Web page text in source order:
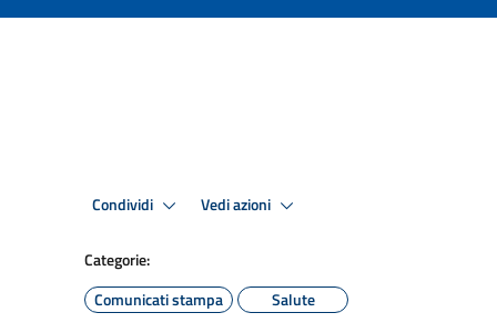
Condividi Vedi azioni
Categorie:
Comunicati stampa
Salute